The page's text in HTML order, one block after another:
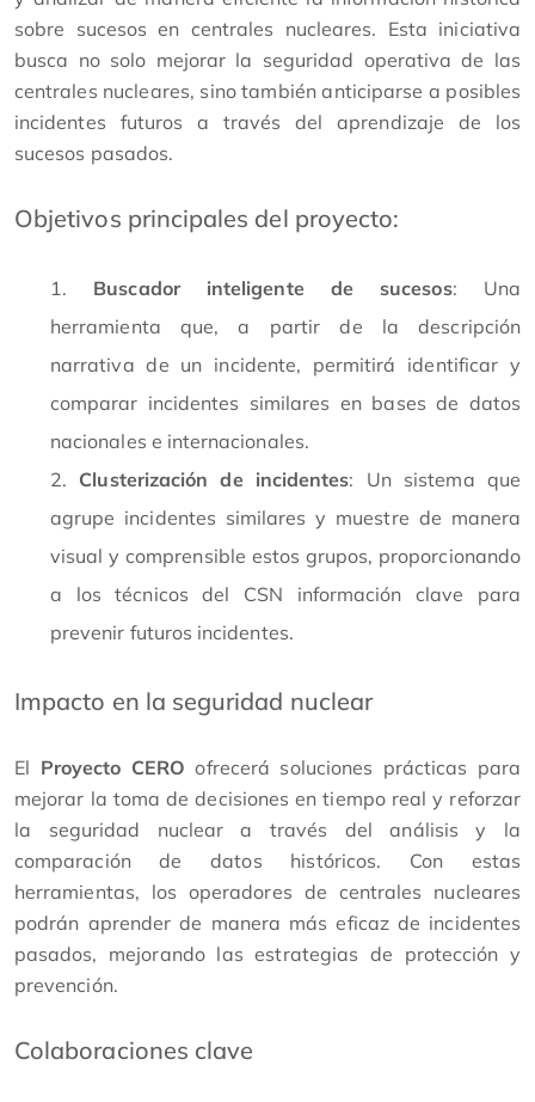
sobre sucesos en centrales nucleares. Esta iniciativa
busca no solo mejorar la seguridad operativa de las
centrales nucleares, sino también anticiparse a posibles
incidentes futuros a través del aprendizaje de los
sucesos pasados.
Objetivos principales del proyecto:
Buscador inteligente de sucesos: Una
herramienta que, a partir de la descripción
narrativa de un incidente, permitirá identificar y
comparar incidentes similares en bases de datos
nacionales e internacionales.
Clusterización de incidentes: Un sistema que
agrupe incidentes similares y muestre de manera
visual y comprensible estos grupos, proporcionando
a los técnicos del CSN información clave para
prevenir futuros incidentes.
Impacto en la seguridad nuclear
El Proyecto CERO ofrecerá soluciones prácticas para
mejorar la toma de decisiones en tiempo real y reforzar
la seguridad nuclear a través del análisis y la
comparación de datos históricos. Con estas
herramientas, los operadores de centrales nucleares
podrán aprender de manera más eficaz de incidentes
pasados, mejorando las estrategias de protección y
prevención.
Colaboraciones clave